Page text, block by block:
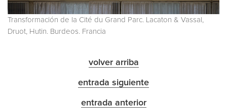
Transformación de la Cité du Grand Parc. Lacaton & Vassal,
Druot, Hutin. Burdeos. Francia
volver arriba
entrada siguiente
entrada anterior